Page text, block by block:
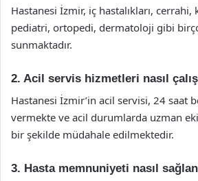
Hastanesi İzmir, iç hastalıkları, cerrahi,
pediatri, ortopedi, dermatoloji gibi
sunmaktadır.
2. Acil servis hizmetleri nasıl
Hastanesi İzmir’in acil servisi, 24 saat
vermekte ve acil durumlarda uzman
bir şekilde müdahale edilmektedir.
3. Hasta memnuniyeti nasıl